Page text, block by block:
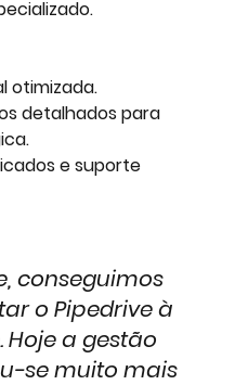
otimizada.
detalhados para
e suporte
conseguimos
o Pipedrive à
a gestão
se muito mais